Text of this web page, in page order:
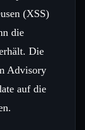
(XSS)
die
Die
Advisory
auf die